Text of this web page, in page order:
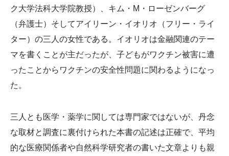
ク大学法科大学院教授）、キム・M・ローゼンバーグ
（弁護士）そしてアイリーン・イオリオ（フリー・ライ
ター）の三人の女性である。イオリオは金融関連のテー
マを書くことが主だったが、子どもがワクチン被害に遭
ったことからワクチンの安全性問題に関わるようになっ
た。
三人とも医学・薬学に関しては専門家ではないが、丹念
な取材と調査に裏付けられた本書の記述は正確で、平均
的な医療関係者や自然科学研究者の書いた文章よりも親